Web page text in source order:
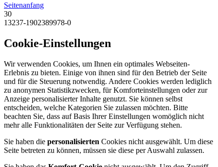
Seitenanfang
30
13237-1902389978-0
Cookie-Einstellungen
Wir verwenden Cookies, um Ihnen ein optimales Webseiten-
Erlebnis zu bieten. Einige von ihnen sind für den Betrieb der Seite
und für die Steuerung notwendig. Andere Cookies werden lediglich
zu anonymen Statistikzwecken, für Komforteinstellungen oder zur
Anzeige personalisierter Inhalte genutzt. Sie können selbst
entscheiden, welche Kategorien Sie zulassen möchten. Bitte
beachten Sie, dass auf Basis Ihrer Einstellungen womöglich nicht
mehr alle Funktionalitäten der Seite zur Verfügung stehen.
Sie haben die personalisierten Cookies nicht ausgewählt. Um diese
Seite betreten zu können, müssen sie diese per Auswahl zulassen.